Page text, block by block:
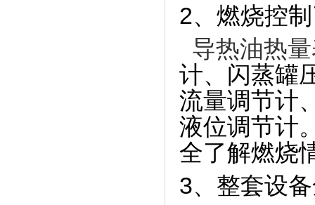
2、燃烧控
导热油热
计、闪蒸罐
流量调节计
液位调节计
全了解燃烧
3、整套设